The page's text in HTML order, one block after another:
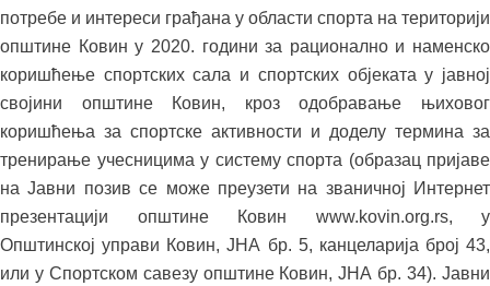
потребе и интереси грађана у области спорта на територији
општине Ковин у 2020. години за рационално и наменско
коришћење спортских сала и спортских објеката у јавној
својини општине Ковин, кроз одобравање њиховог
коришћења за спортске активности и доделу термина за
тренирање учесницима у систему спорта (образац пријаве
на Јавни позив се може преузети на званичној Интернет
презентацији општине Ковин www.kovin.org.rs, у
Општинској управи Ковин, ЈНА бр. 5, канцеларијa број 43,
или у Спортском савезу општине Ковин, ЈНА бр. 34). Јавни